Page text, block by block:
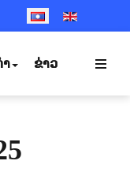
SELECT YOUR
ຳ ຂ່າວ